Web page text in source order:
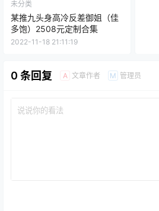
未分类
某推九头身高冷反差御姐（佳
多饱）2508元定制合集
2022-11-18 21:11:19
0 条回复 A 文章作者 M 管理员